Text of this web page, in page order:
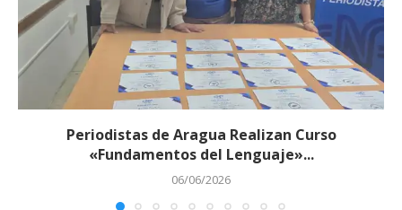
Periodistas de Aragua Realizan Curso
«Fundamentos del Lenguaje»...
06/06/2026